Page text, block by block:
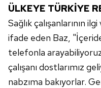
ÜLKEYE TÜRKİYE
Sağlık çalışanlarının
ifade eden Baz,
telefonla
çalışanı dostlarımız
nabzıma bakıyorlar.